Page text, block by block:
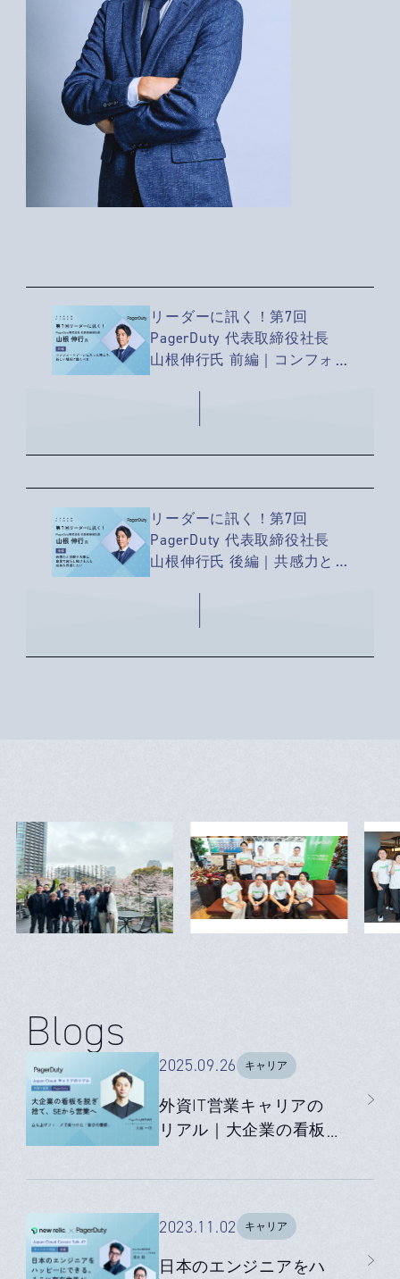
リーダーに訊く！第7回
PagerDuty 代表取締役社長
山根伸行氏 前編｜コンフォ
リーダーに訊く！第7回
PagerDuty 代表取締役社長
山根伸行氏 後編｜共感力と
Blogs
キャリア
2025.09.26
外資IT営業キャリアの
リアル｜大企業の看板
業へ──立ち上げフェー
価値」
キャリア
2023.11.02
日本のエンジニアをハ